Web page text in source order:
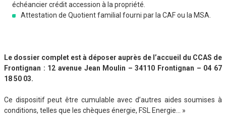
échéancier crédit accession à la propriété.
Attestation de Quotient familial fourni par la CAF ou la MSA.
Le dossier complet est à déposer auprès de l’accueil du CCAS de
Frontignan : 12 avenue Jean Moulin – 34110 Frontignan – 04 67
18 50 03.
Ce dispositif peut être cumulable avec d’autres aides soumises à
conditions, telles que les chèques énergie, FSL Energie… »